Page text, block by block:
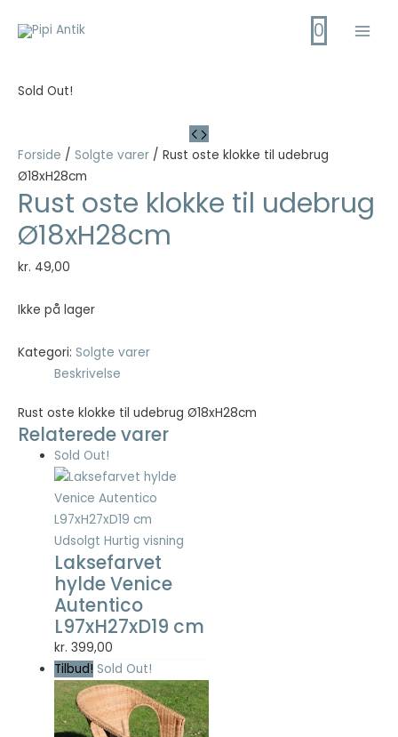
0
Sold Out!
Forside / Solgte varer / Rust oste klokke til udebrug
Ø18xH28cm
Rust oste klokke til udebrug
Ø18xH28cm
kr. 49,00
Ikke på lager
Kategori: Solgte varer
Beskrivelse
Rust oste klokke til udebrug Ø18xH28cm
Relaterede varer
Sold Out!
Udsolgt Hurtig visning
Laksefarvet
hylde Venice
Autentico
L97xH27xD19 cm
kr. 399,00
Tilbud! Sold Out!
Nødvendig
Nødvendige
cookies hjælper
med at gøre en
hjemmeside
brugbar ved at
aktivere
grundlæggende
funktioner
såsom side-
navigation og
adgang til sikre
områder af
hjemmesiden.
Hjemmesiden
kan ikke fungere
ordentligt uden